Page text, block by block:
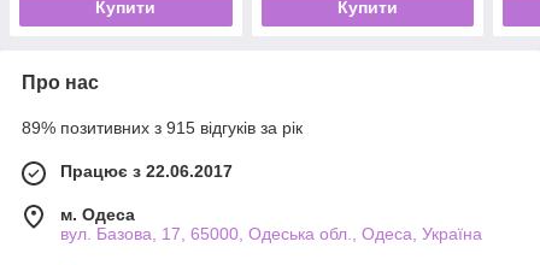
Купити Купити
Про нас
89% позитивних з 915 відгуків за рік
Працює з 22.06.2017
м. Одеса
вул. Базова, 17, 65000, Одеська обл., Одеса, Україна